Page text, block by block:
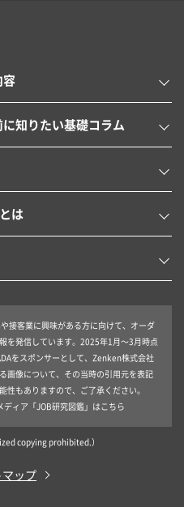
容
知りたい基礎コラム
は
接客業に興味がある方に向けて、オーダ
を発信しています。2025年1月～3月時点
をスポンサーとして、Zenken株式会社
画像について、その当時の引用元を表記
性もありますので、ご了承ください。
ィア「JOB研究図鑑」はこちら
copying prohibited.）
ップ